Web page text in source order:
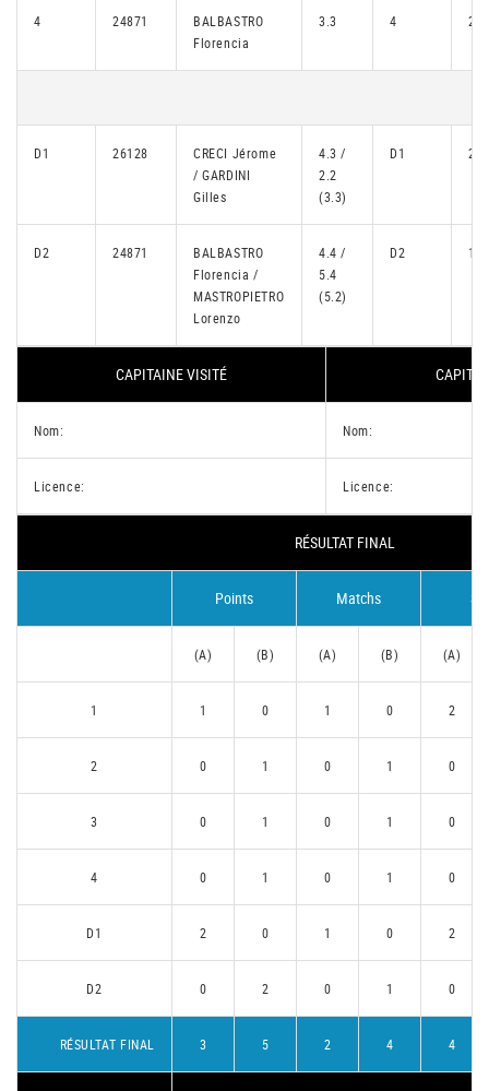
4 24871
BALBASTRO
Florencia
3.3 4
D1 26128
CRECI Jérome
/ GARDINI
Gilles
4.3 /
2.2
(3.3)
D1
D2 24871
BALBASTRO
Florencia /
MASTROPIETRO
Lorenzo
4.4 /
5.4
(5.2)
D2
CAPITAINE VISITÉ
Nom: Nom:
Licence: Licence:
RÉSULTAT FINAL
Points Matchs
(A) (B) (A) (B) (A)
1 1 0 1 0 2
2 0 1 0 1 0
3 0 1 0 1 0
4 0 1 0 1 0
D1 2 0 1 0 2
D2 0 2 0 1 0
RÉSULTAT FINAL 3 5 2 4 4